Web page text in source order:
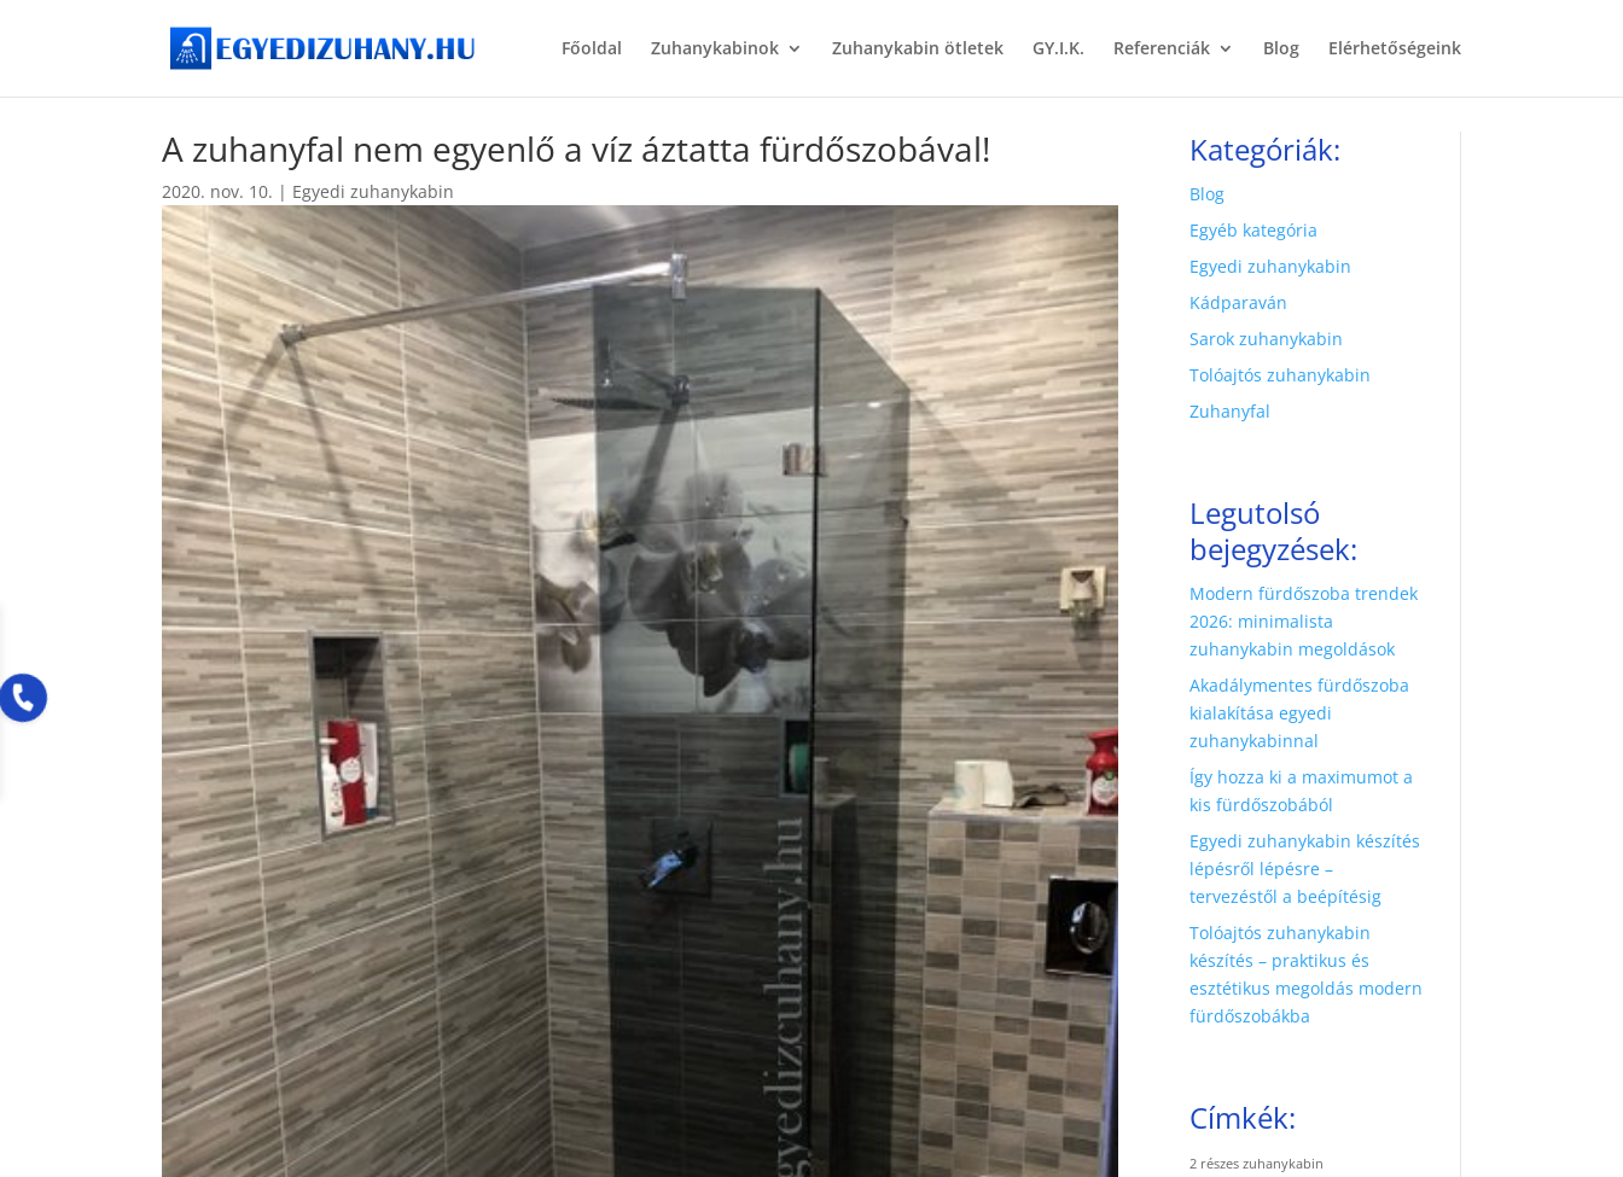
Főoldal Zuhanykabinok Zuhanykabin ötletek GY.I.K. Referenciák Blog Elérhetőségeink
A zuhanyfal nem egyenlő a víz áztatta fürdőszobával!
2020. nov. 10. | Egyedi zuhanykabin
Kategóriák:
Blog
Egyéb kategória
Egyedi zuhanykabin
Kádparaván
Sarok zuhanykabin
Tolóajtós zuhanykabin
Zuhanyfal
Legutolsó
bejegyzések:
Modern fürdőszoba trendek
2026: minimalista
zuhanykabin megoldások
Akadálymentes fürdőszoba
kialakítása egyedi
zuhanykabinnal
Így hozza ki a maximumot a
kis fürdőszobából
Egyedi zuhanykabin készítés
lépésről lépésre –
tervezéstől a beépítésig
Tolóajtós zuhanykabin
készítés – praktikus és
esztétikus megoldás modern
fürdőszobákba
Címkék:
2 részes zuhanykabin